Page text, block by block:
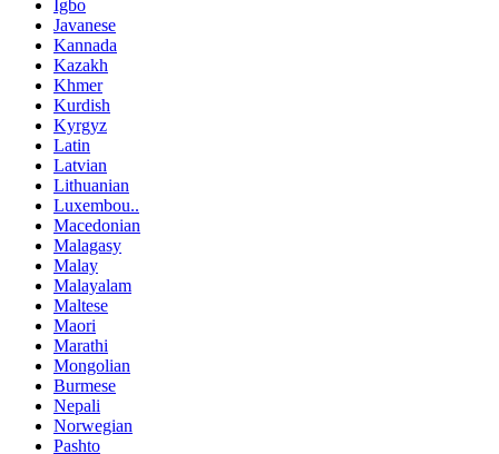
Igbo
Javanese
Kannada
Kazakh
Khmer
Kurdish
Kyrgyz
Latin
Latvian
Lithuanian
Luxembou..
Macedonian
Malagasy
Malay
Malayalam
Maltese
Maori
Marathi
Mongolian
Burmese
Nepali
Norwegian
Pashto